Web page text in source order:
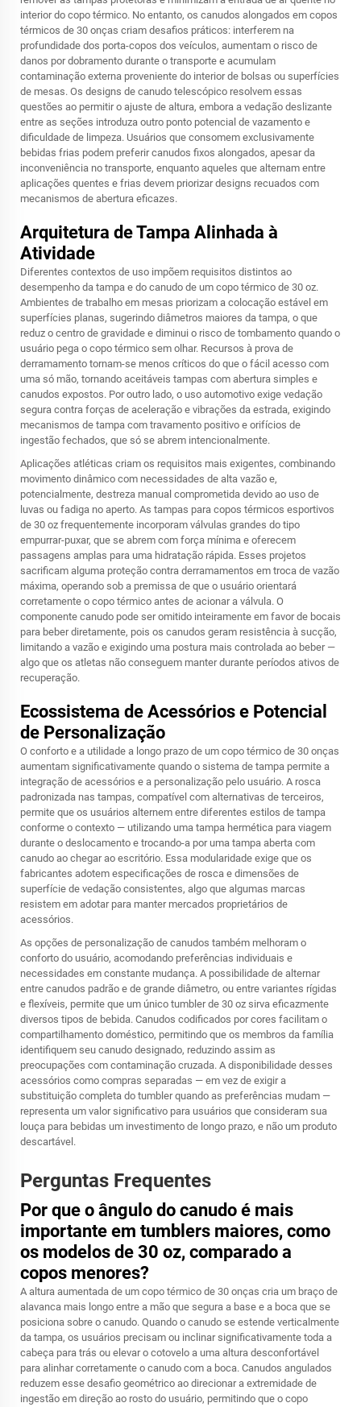
interior do copo térmico. No entanto, os canudos alongados em copos
térmicos de 30 onças criam desafios práticos: interferem na
profundidade dos porta-copos dos veículos, aumentam o risco de
danos por dobramento durante o transporte e acumulam
contaminação externa proveniente do interior de bolsas ou superfícies
de mesas. Os designs de canudo telescópico resolvem essas
questões ao permitir o ajuste de altura, embora a vedação deslizante
entre as seções introduza outro ponto potencial de vazamento e
dificuldade de limpeza. Usuários que consomem exclusivamente
bebidas frias podem preferir canudos fixos alongados, apesar da
inconveniência no transporte, enquanto aqueles que alternam entre
aplicações quentes e frias devem priorizar designs recuados com
mecanismos de abertura eficazes.
Arquitetura de Tampa Alinhada à
Atividade
Diferentes contextos de uso impõem requisitos distintos ao
desempenho da tampa e do canudo de um copo térmico de 30 oz.
Ambientes de trabalho em mesas priorizam a colocação estável em
superfícies planas, sugerindo diâmetros maiores da tampa, o que
reduz o centro de gravidade e diminui o risco de tombamento quando o
usuário pega o copo térmico sem olhar. Recursos à prova de
derramamento tornam-se menos críticos do que o fácil acesso com
uma só mão, tornando aceitáveis tampas com abertura simples e
canudos expostos. Por outro lado, o uso automotivo exige vedação
segura contra forças de aceleração e vibrações da estrada, exigindo
mecanismos de tampa com travamento positivo e orifícios de
ingestão fechados, que só se abrem intencionalmente.
Aplicações atléticas criam os requisitos mais exigentes, combinando
movimento dinâmico com necessidades de alta vazão e,
potencialmente, destreza manual comprometida devido ao uso de
luvas ou fadiga no aperto. As tampas para copos térmicos esportivos
de 30 oz frequentemente incorporam válvulas grandes do tipo
empurrar-puxar, que se abrem com força mínima e oferecem
passagens amplas para uma hidratação rápida. Esses projetos
sacrificam alguma proteção contra derramamentos em troca de vazão
máxima, operando sob a premissa de que o usuário orientará
corretamente o copo térmico antes de acionar a válvula. O
componente canudo pode ser omitido inteiramente em favor de bocais
para beber diretamente, pois os canudos geram resistência à sucção,
limitando a vazão e exigindo uma postura mais controlada ao beber —
algo que os atletas não conseguem manter durante períodos ativos de
recuperação.
Ecossistema de Acessórios e Potencial
de Personalização
O conforto e a utilidade a longo prazo de um copo térmico de 30 onças
aumentam significativamente quando o sistema de tampa permite a
integração de acessórios e a personalização pelo usuário. A rosca
padronizada nas tampas, compatível com alternativas de terceiros,
permite que os usuários alternem entre diferentes estilos de tampa
conforme o contexto — utilizando uma tampa hermética para viagem
durante o deslocamento e trocando-a por uma tampa aberta com
canudo ao chegar ao escritório. Essa modularidade exige que os
fabricantes adotem especificações de rosca e dimensões de
superfície de vedação consistentes, algo que algumas marcas
resistem em adotar para manter mercados proprietários de
acessórios.
As opções de personalização de canudos também melhoram o
conforto do usuário, acomodando preferências individuais e
necessidades em constante mudança. A possibilidade de alternar
entre canudos padrão e de grande diâmetro, ou entre variantes rígidas
e flexíveis, permite que um único tumbler de 30 oz sirva eficazmente
diversos tipos de bebida. Canudos codificados por cores facilitam o
compartilhamento doméstico, permitindo que os membros da família
identifiquem seu canudo designado, reduzindo assim as
preocupações com contaminação cruzada. A disponibilidade desses
acessórios como compras separadas — em vez de exigir a
substituição completa do tumbler quando as preferências mudam —
representa um valor significativo para usuários que consideram sua
louça para bebidas um investimento de longo prazo, e não um produto
descartável.
Perguntas Frequentes
Por que o ângulo do canudo é mais
importante em tumblers maiores, como
os modelos de 30 oz, comparado a
copos menores?
A altura aumentada de um copo térmico de 30 onças cria um braço de
alavanca mais longo entre a mão que segura a base e a boca que se
posiciona sobre o canudo. Quando o canudo se estende verticalmente
da tampa, os usuários precisam ou inclinar significativamente toda a
cabeça para trás ou elevar o cotovelo a uma altura desconfortável
para alinhar corretamente o canudo com a boca. Canudos angulados
reduzem esse desafio geométrico ao direcionar a extremidade de
ingestão em direção ao rosto do usuário, permitindo que o copo